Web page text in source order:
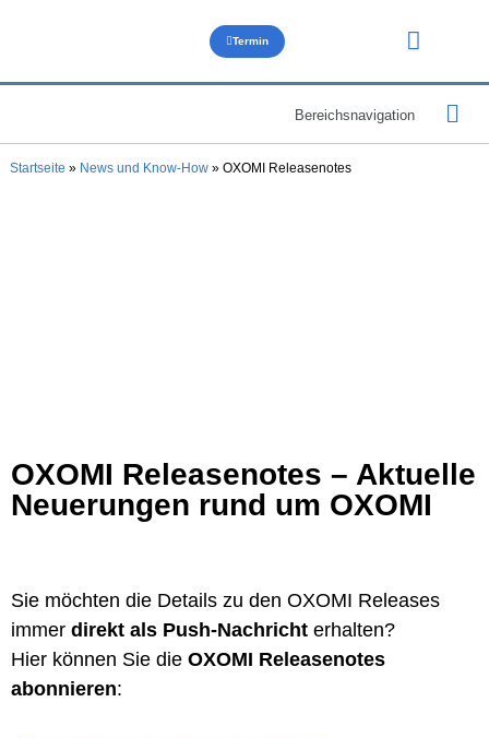
Termin
Bereichsnavigation
Startseite » News und Know-How» OXOMI Releasenotes
OXOMI Releasenotes – Aktuelle
Neuerungen rund um OXOMI
Sie möchten die Details zu den OXOMI Releases
immer direkt als Push-Nachricht erhalten?
Hier können Sie die OXOMI Releasenotes
abonnieren: